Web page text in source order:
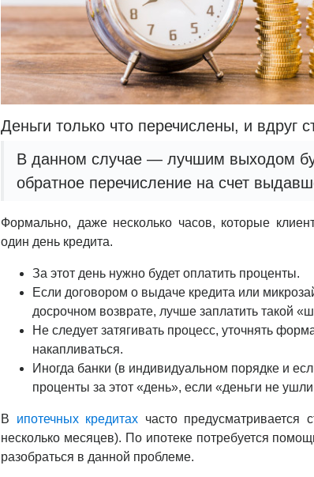
Деньги только что перечислены, и вдруг
В данном случае — лучшим выходом
обратное перечисление на счет
Формально, даже несколько часов, которые
один день кредита.
За этот день нужно будет оплатить проценты.
Если договором о выдаче кредита или
досрочном возврате, лучше заплатить такой
Не следует затягивать процесс, уточнять
накапливаться.
Иногда банки (в индивидуальном порядке и
проценты за этот «день», если «деньги не
В ипотечных кредитах часто предусматривается
несколько месяцев). По ипотеке потребуется
разобраться в данной проблеме.